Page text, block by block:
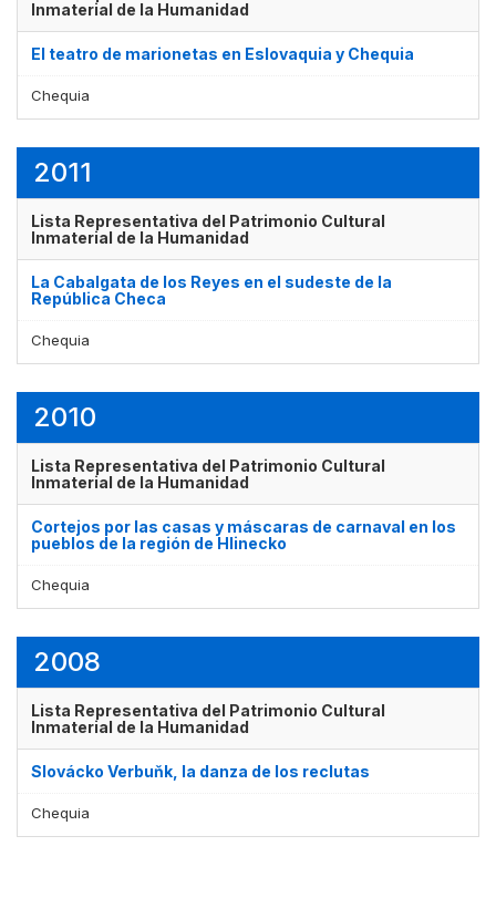
Inmaterial de la Humanidad
El teatro de marionetas en Eslovaquia y Chequia
Chequia
2011
Lista Representativa del Patrimonio Cultural
Inmaterial de la Humanidad
La Cabalgata de los Reyes en el sudeste de la
República Checa
Chequia
2010
Lista Representativa del Patrimonio Cultural
Inmaterial de la Humanidad
Cortejos por las casas y máscaras de carnaval en los
pueblos de la región de Hlinecko
Chequia
2008
Lista Representativa del Patrimonio Cultural
Inmaterial de la Humanidad
Slovácko Verbuňk, la danza de los reclutas
Chequia